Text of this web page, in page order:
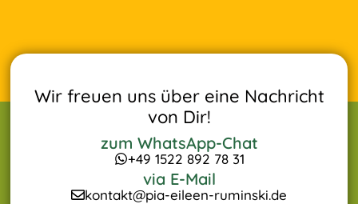
Wir freuen uns über eine Nachricht
von Dir!
zum WhatsApp-Chat
+49 1522 892 78 31
via E-Mail
kontakt@pia-eileen-ruminski.de